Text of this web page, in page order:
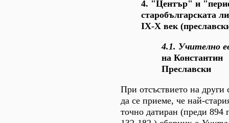
4. "Център" и
старобългарската
IX-X век
4.1. Учително
на Константин
Преславски
При отсъствието на други
да се приеме, че най-
точно датиран (преди 894